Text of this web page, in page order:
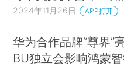
2024年11月26日 APP打开
华为合作品牌“尊界”
BU独立会影响鸿蒙